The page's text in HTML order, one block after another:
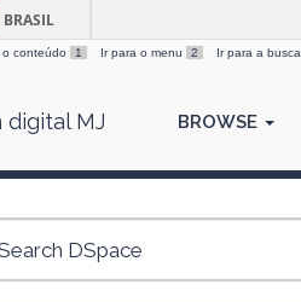
BRASIL
o conteúdo 1 Ir para o menu 2 Ir para a busca
digital MJ BROWSE